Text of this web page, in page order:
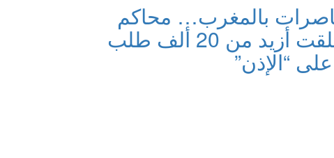
بالمغرب… محاكم
المغرب تلقت أزيد من 20 ألف طلب
“الإذن”